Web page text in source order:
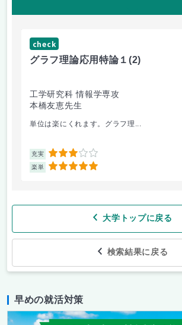
check
グラフ理論応用特論１ (2)
工学研究科 情報学専攻
本橋友恵先生
単位は楽にくれます。グラフ理...
充実 3
楽単 5
大学トップに戻る
検索結果に戻る
早めの就活対策